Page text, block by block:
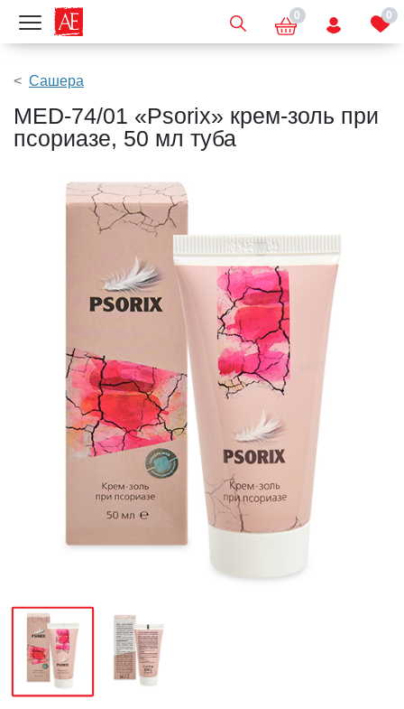
Показать меню 0 0
Сашера
MED-74/01 «Psorix» крем-золь при
псориазе, 50 мл туба